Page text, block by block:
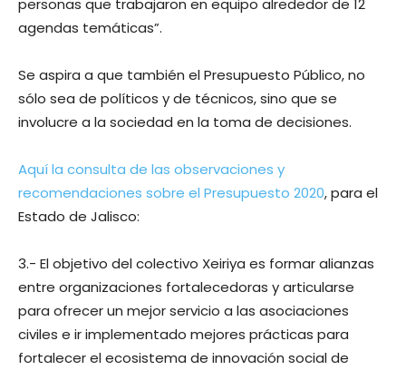
personas que trabajaron en equipo alrededor de 12
agendas temáticas”.
Se aspira a que también el Presupuesto Público, no
sólo sea de políticos y de técnicos, sino que se
involucre a la sociedad en la toma de decisiones.
Aquí la consulta de las observaciones y
recomendaciones sobre el Presupuesto 2020, para el
Estado de Jalisco:
3.- El objetivo del colectivo Xeiriya es formar alianzas
entre organizaciones fortalecedoras y articularse
para ofrecer un mejor servicio a las asociaciones
civiles e ir implementado mejores prácticas para
fortalecer el ecosistema de innovación social de